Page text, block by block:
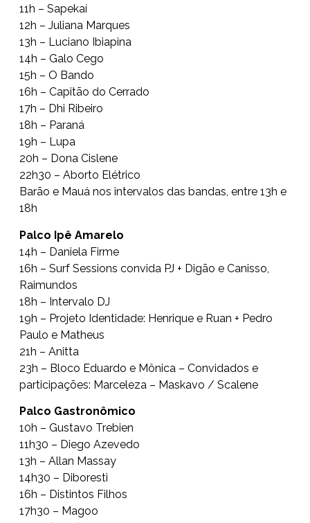
11h – Sapekaí
12h – Juliana Marques
13h – Luciano Ibiapina
14h – Galo Cego
15h – O Bando
16h – Capitão do Cerrado
17h – Dhi Ribeiro
18h – Paraná
19h – Lupa
20h – Dona Cislene
22h30 – Aborto Elétrico
Barão e Mauá nos intervalos das bandas, entre 13h e
18h
Palco Ipê Amarelo
14h – Daniela Firme
16h – Surf Sessions convida PJ + Digão e Canisso,
Raimundos
18h – Intervalo DJ
19h – Projeto Identidade: Henrique e Ruan + Pedro
Paulo e Matheus
21h – Anitta
23h – Bloco Eduardo e Mônica – Convidados e
participações: Marceleza – Maskavo / Scalene
Palco Gastronômico
10h – Gustavo Trebien
11h30 – Diego Azevedo
13h – Allan Massay
14h30 – Diboresti
16h – Distintos Filhos
17h30 – Magoo